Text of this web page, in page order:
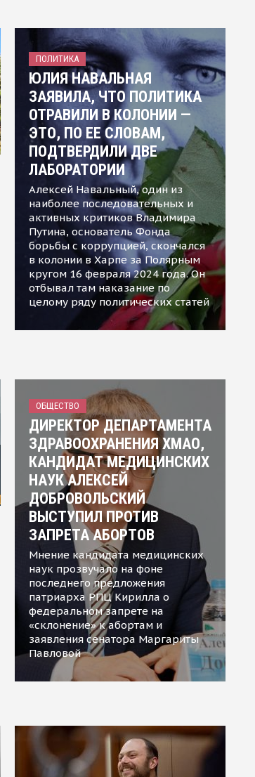
ПОЛИТИКА
ЮЛИЯ НАВАЛЬНАЯ
ЗАЯВИЛА, ЧТО ПОЛИТИКА
ОТРАВИЛИ В КОЛОНИИ —
ЭТО, ПО ЕЕ СЛОВАМ,
ПОДТВЕРДИЛИ ДВЕ
ЛАБОРАТОРИИ
Алексей Навальный, один из
наиболее последовательных и
активных критиков Владимира
Путина, основатель Фонда
борьбы с коррупцией, скончался
в колонии в Харпе за Полярным
кругом 16 февраля 2024 года. Он
отбывал там наказание по
целому ряду политических статей
ОБЩЕСТВО
ДИРЕКТОР ДЕПАРТАМЕНТА
ЗДРАВООХРАНЕНИЯ ХМАО,
КАНДИДАТ МЕДИЦИНСКИХ
НАУК АЛЕКСЕЙ
ДОБРОВОЛЬСКИЙ
ВЫСТУПИЛ ПРОТИВ
ЗАПРЕТА АБОРТОВ
Мнение кандидата медицинских
наук прозвучало на фоне
последнего предложения
патриарха РПЦ Кирилла о
федеральном запрете на
«склонение» к абортам и
заявления сенатора Маргариты
Павловой